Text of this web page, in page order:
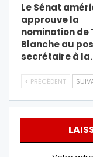
Le Sénat
approuve la
nomination de
Blanche au
secrétaire à
PRÉCÉDENT